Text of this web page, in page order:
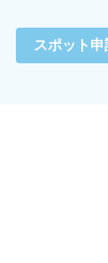
スポット